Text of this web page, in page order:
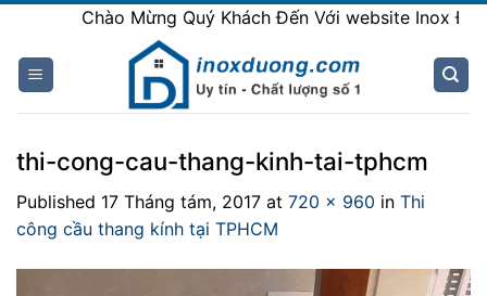
content
Chào Mừng Quý Khách Đến Với website Inox Đương
thi-cong-cau-thang-kinh-tai-tphcm
Published 17 Tháng tám, 2017 at 720 × 960 in Thi
công cầu thang kính tại TPHCM